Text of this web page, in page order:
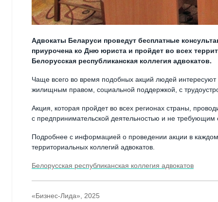
Адвокаты Беларуси проведут бесплатные
приурочена ко Дню юриста и пройдет во всех
Белорусская республиканская коллегия адвокатов.
Чаще всего во время подобных акций людей
жилищным правом, социальной поддержкой, с
Акция, которая пройдет во всех регионах страны,
с предпринимательской деятельностью и не требующим
Подробнее с информацией о проведении акции в
территориальных коллегий адвокатов.
Белорусская республиканская коллегия адвокатов
«Бизнес-Лида», 2025